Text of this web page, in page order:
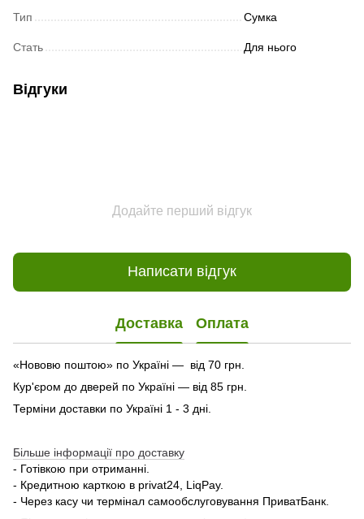
Тип Сумка
Стать Для нього
Відгуки
Додайте перший відгук
Написати відгук
Доставка Оплата
«Нововю поштою» по Україні — від 70 грн.
Кур'єром до дверей по Україні — від 85 грн.
Терміни доставки по Україні 1 - 3 дні.
Більше інформації про доставку
- Готівкою при отриманні.
- Кредитною карткою в privat24, LiqPay.
- Через касу чи термінал самообслуговування ПриватБанк.